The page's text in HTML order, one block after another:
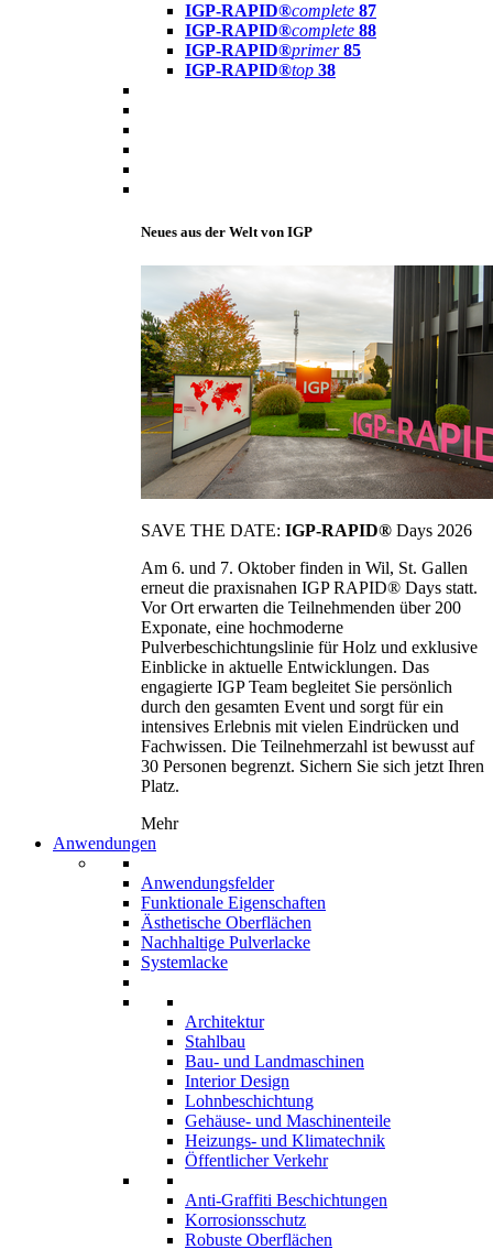
IGP-RAPID®complete 87
IGP-RAPID®complete 88
IGP-RAPID®primer 85
IGP-RAPID®top 38
Neues aus der Welt von IGP
SAVE THE DATE: IGP-RAPID® Days 2026
Am 6. und 7. Oktober finden in Wil, St. Gallen
erneut die praxisnahen IGP RAPID® Days statt.
Vor Ort erwarten die Teilnehmenden über 200
Exponate, eine hochmoderne
Pulverbeschichtungslinie für Holz und exklusive
Einblicke in aktuelle Entwicklungen. Das
engagierte IGP Team begleitet Sie persönlich
durch den gesamten Event und sorgt für ein
intensives Erlebnis mit vielen Eindrücken und
Fachwissen. Die Teilnehmerzahl ist bewusst auf
30 Personen begrenzt. Sichern Sie sich jetzt Ihren
Platz.
Mehr
Anwendungen
Anwendungsfelder
Funktionale Eigenschaften
Ästhetische Oberflächen
Nachhaltige Pulverlacke
Systemlacke
Architektur
Stahlbau
Bau- und Landmaschinen
Interior Design
Lohnbeschichtung
Gehäuse- und Maschinenteile
Heizungs- und Klimatechnik
Öffentlicher Verkehr
Anti-Graffiti Beschichtungen
Korrosionsschutz
Robuste Oberflächen